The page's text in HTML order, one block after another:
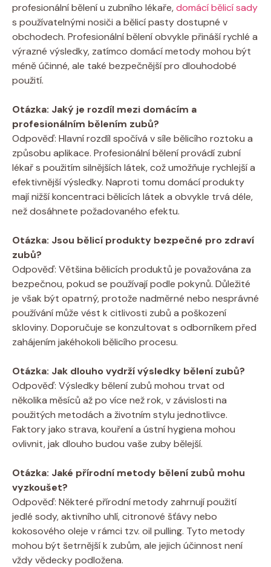
profesionální bělení u zubního lékaře,domácí bělicí sady
s používatelnými nosiči a bělicí pasty dostupné v
obchodech. Profesionální bělení obvykle přináší rychlé a
výrazné výsledky, zatímco domácí metody mohou být
méně účinné, ale také bezpečnější pro dlouhodobé
použití.
Otázka: Jaký je rozdíl mezi domácím a
profesionálním bělením zubů?
Odpověď: Hlavní rozdíl spočívá v síle bělicího roztoku a
způsobu aplikace. Profesionální bělení provádí zubní
lékař s použitím silnějších látek, což umožňuje rychlejší a
efektivnější výsledky. Naproti tomu domácí produkty
mají nižší koncentraci bělicích látek a obvykle trvá déle,
než dosáhnete požadovaného efektu.
Otázka: Jsou bělicí produkty bezpečné pro zdraví
zubů?
Odpověď: Většina bělicích produktů je považována za
bezpečnou, pokud se používají podle pokynů. Důležité
je však být opatrný, protože nadměrné nebo nesprávné
používání může vést k citlivosti zubů a poškození
skloviny. Doporučuje se konzultovat s odborníkem před
zahájením jakéhokoli bělicího procesu.
Otázka: Jak dlouho vydrží výsledky bělení zubů?
Odpověď: Výsledky bělení zubů mohou trvat od
několika měsíců až po více než rok, v závislosti na
použitých metodách a životním stylu jednotlivce.
Faktory jako strava, kouření a ústní hygiena mohou
ovlivnit, jak dlouho budou vaše zuby bělejší.
Otázka: Jaké přírodní metody bělení zubů mohu
vyzkoušet?
Odpověď: Některé přírodní metody zahrnují použití
jedlé sody, aktivního uhlí, citronové šťávy nebo
kokosového oleje v rámci tzv. oil pulling. Tyto metody
mohou být šetrnější k zubům, ale jejich účinnost není
vždy vědecky podložena.